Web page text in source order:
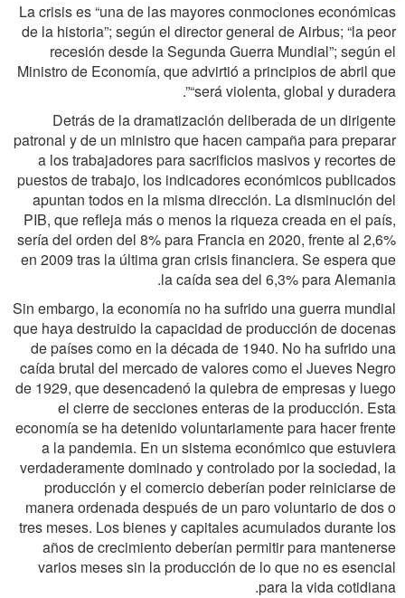
La crisis es “una de las mayores conmociones económicas
de la historia”; según el director general de Airbus; “la peor
recesión desde la Segunda Guerra Mundial”; según el
Ministro de Economía, que advirtió a principios de abril que
“será violenta, global y duradera”.
Detrás de la dramatización deliberada de un dirigente
patronal y de un ministro que hacen campaña para preparar
a los trabajadores para sacrificios masivos y recortes de
puestos de trabajo, los indicadores económicos publicados
apuntan todos en la misma dirección. La disminución del
PIB, que refleja más o menos la riqueza creada en el país,
sería del orden del 8% para Francia en 2020, frente al 2,6%
en 2009 tras la última gran crisis financiera. Se espera que
la caída sea del 6,3% para Alemania.
Sin embargo, la economía no ha sufrido una guerra mundial
que haya destruido la capacidad de producción de docenas
de países como en la década de 1940. No ha sufrido una
caída brutal del mercado de valores como el Jueves Negro
de 1929, que desencadenó la quiebra de empresas y luego
el cierre de secciones enteras de la producción. Esta
economía se ha detenido voluntariamente para hacer frente
a la pandemia. En un sistema económico que estuviera
verdaderamente dominado y controlado por la sociedad, la
producción y el comercio deberían poder reiniciarse de
manera ordenada después de un paro voluntario de dos o
tres meses. Los bienes y capitales acumulados durante los
años de crecimiento deberían permitir para mantenerse
varios meses sin la producción de lo que no es esencial
para la vida cotidiana.